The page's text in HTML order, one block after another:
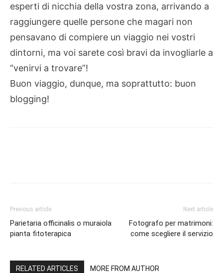
esperti di nicchia della vostra zona, arrivando a
raggiungere quelle persone che magari non
pensavano di compiere un viaggio nei vostri
dintorni, ma voi sarete così bravi da invogliarle a
“venirvi a trovare”!
Buon viaggio, dunque, ma soprattutto: buon
blogging!
Previous article
Parietaria officinalis o muraiola
pianta fitoterapica
Next article
Fotografo per matrimoni:
come scegliere il servizio
RELATED ARTICLES MORE FROM AUTHOR